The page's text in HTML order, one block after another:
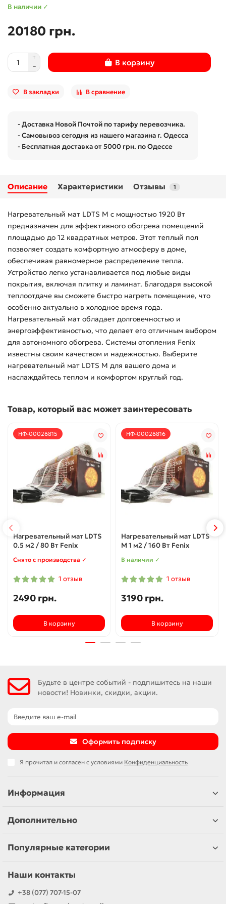
В наличии ✓
20180 грн.
В корзину
В закладки В сравнение
- Доставка Новой Почтой по тарифу перевозчика.
- Самовывоз сегодня из нашего магазина г. Одесса
- Бесплатная доставка от 5000 грн. по Одессе
Описание Характеристики Отзывы 1
Нагревательный мат LDTS M с мощностью 1920 Вт
предназначен для эффективного обогрева помещений
площадью до 12 квадратных метров. Этот теплый пол
позволяет создать комфортную атмосферу в доме,
обеспечивая равномерное распределение тепла.
Устройство легко устанавливается под любые виды
покрытия, включая плитку и ламинат. Благодаря высокой
теплоотдаче вы сможете быстро нагреть помещение, что
особенно актуально в холодное время года.
Нагревательный мат обладает долговечностью и
энергоэффективностью, что делает его отличным выбором
для автономного обогрева. Системы отопления Fenix
известны своим качеством и надежностью. Выберите
нагревательный мат LDTS M для вашего дома и
наслаждайтесь теплом и комфортом круглый год.
Товар, который вас может заинтересовать
НФ-00026815
Нагревательный мат LDTS
0.5 м2 / 80 Вт Fenix
Снято с производства ✓
1 отзыв
2490 грн.
В корзину
НФ-00026816
Нагревательный мат LDTS
M 1 м2 / 160 Вт Fenix
В наличии ✓
1 отзыв
3190 грн.
В корзину
Будьте в центре событий - подпишитесь на наши
новости! Новинки, скидки, акции.
Оформить подписку
Я прочитал и согласен с условиями Конфиденциальность
Информация
Дополнительно
Популярные категории
Наши контакты
+38 (077) 707-15-07